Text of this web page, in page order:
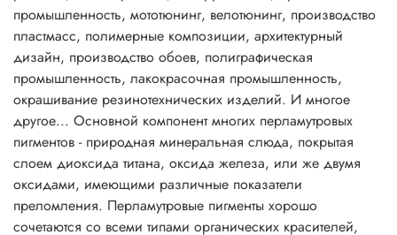
косметических продуктов. Разнообразие перламутровых
пигментов способствует созданию множества цветовых
блестящих эффектов и выразительных оттенков.
Совместное использование интерференционных цветов и
абсорбирующих красителей дает эффект двух тонов, когда
оттенок меняется в зависимости от угла зрения, например,
розовый лак с фиолетовым блеском. Продукция,
полученная таким способом, особенно эффектно
смотрится в прозрачной упаковке.
Перламутровые пигменты могут придать продукту
промышленность, мототюнинг, велотюнинг, производство
пластмасс, полимерные композиции, архитектурный
дизайн, производство обоев, полиграфическая
промышленность, лакокрасочная промышленность,
окрашивание резинотехнических изделий. И многое
другое... Основной компонент многих перламутровых
пигментов - природная минеральная слюда, покрытая
слоем диоксида титана, оксида железа, или же двумя
оксидами, имеющими различные показатели
преломления. Перламутровые пигменты хорошо
сочетаются со всеми типами органических красителей,